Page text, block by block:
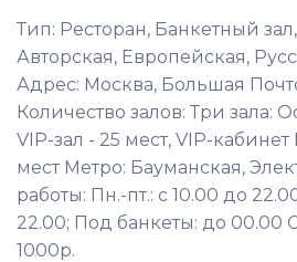
Тип: Ресторан, Банкетный
Авторская, Европейская,
Адрес: Москва, Большая
Количество залов: Три зала:
VIP-зал - 25 мест, VIP-
мест Метро: Бауманская,
работы: Пн.-пт.: с 10.00 до
22.00; Под банкеты: до 00.00
1000р.